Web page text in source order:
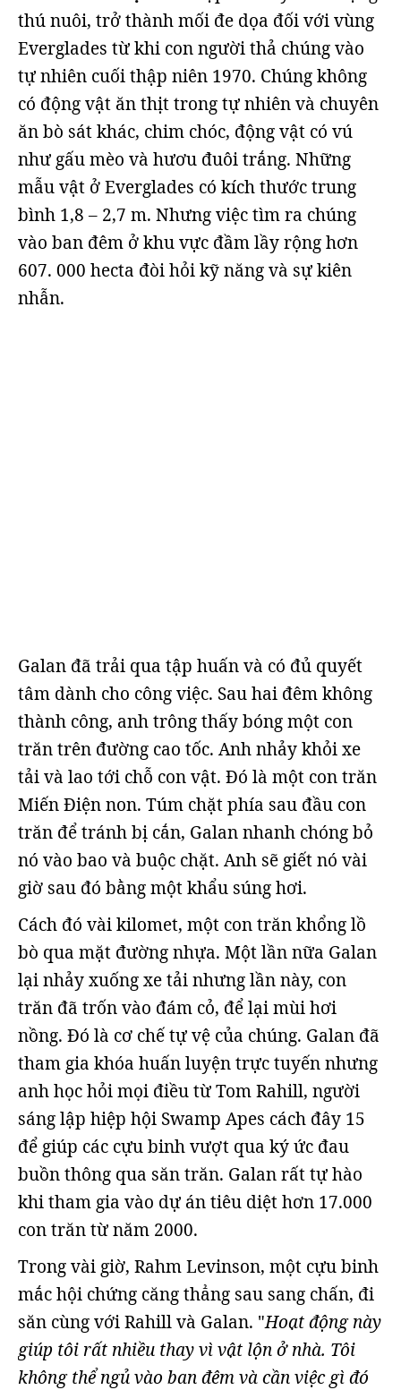
thú nuôi, trở thành mối đe dọa đối với vùng
Everglades từ khi con người thả chúng vào
tự nhiên cuối thập niên 1970. Chúng không
có động vật ăn thịt trong tự nhiên và chuyên
ăn bò sát khác, chim chóc, động vật có vú
như gấu mèo và hươu đuôi trắng. Những
mẫu vật ở Everglades có kích thước trung
bình 1,8 – 2,7 m. Nhưng việc tìm ra chúng
vào ban đêm ở khu vực đầm lầy rộng hơn
607. 000 hecta đòi hỏi kỹ năng và sự kiên
nhẫn.
Galan đã trải qua tập huấn và có đủ quyết
tâm dành cho công việc. Sau hai đêm không
thành công, anh trông thấy bóng một con
trăn trên đường cao tốc. Anh nhảy khỏi xe
tải và lao tới chỗ con vật. Đó là một con trăn
Miến Điện non. Túm chặt phía sau đầu con
trăn để tránh bị cắn, Galan nhanh chóng bỏ
nó vào bao và buộc chặt. Anh sẽ giết nó vài
giờ sau đó bằng một khẩu súng hơi.
Cách đó vài kilomet, một con trăn khổng lồ
bò qua mặt đường nhựa. Một lần nữa Galan
lại nhảy xuống xe tải nhưng lần này, con
trăn đã trốn vào đám cỏ, để lại mùi hơi
nồng. Đó là cơ chế tự vệ của chúng. Galan đã
tham gia khóa huấn luyện trực tuyến nhưng
anh học hỏi mọi điều từ Tom Rahill, người
sáng lập hiệp hội Swamp Apes cách đây 15
để giúp các cựu binh vượt qua ký ức đau
buồn thông qua săn trăn. Galan rất tự hào
khi tham gia vào dự án tiêu diệt hơn 17.000
con trăn từ năm 2000.
Trong vài giờ, Rahm Levinson, một cựu binh
mắc hội chứng căng thẳng sau sang chấn, đi
săn cùng với Rahill và Galan. "Hoạt động này
giúp tôi rất nhiều thay vì vật lộn ở nhà. Tôi
không thể ngủ vào ban đêm và cần việc gì đó